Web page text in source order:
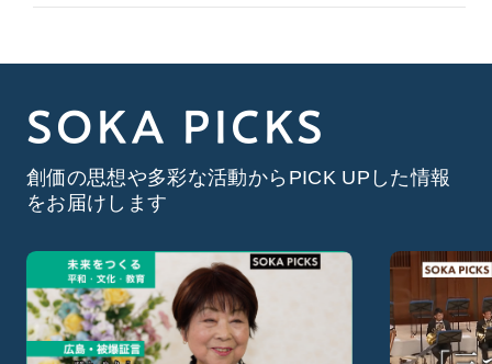
SOKA PICKS
創価の思想や多彩な活動からPICK UPした情報
をお届けします